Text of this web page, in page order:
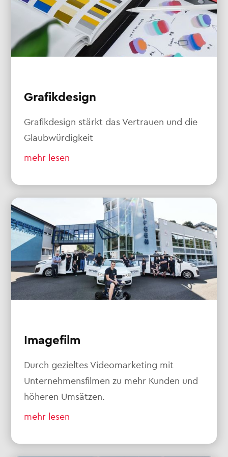
Grafikdesign
Grafikdesign stärkt das Vertrauen und die
Glaubwürdigkeit
mehr lesen
Imagefilm
Durch gezieltes Videomarketing mit
Unternehmensfilmen zu mehr Kunden und
höheren Umsätzen.
mehr lesen